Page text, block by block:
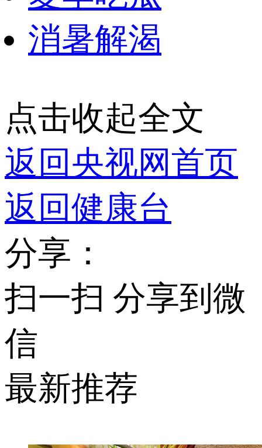
消暑解渴
点击收起全文
返回央视网首页
返回健康台
分享：
扫一扫 分享到微
信
最新推荐